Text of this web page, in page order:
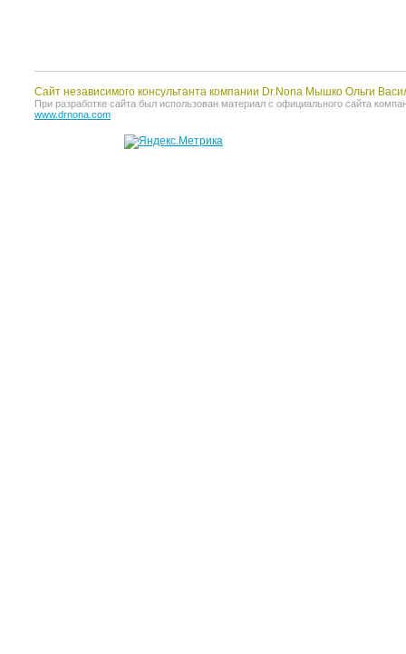
Сайт независимого консультанта компании Dr.Nona Мышко Ольги
При разработке сайта был использован материал с официального сайта
www.drnona.com